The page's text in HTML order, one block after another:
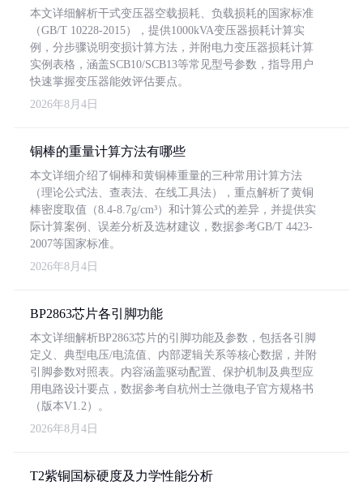
本文详细解析干式变压器空载损耗、负载损耗的国家标准
（GB/T 10228-2015），提供1000kVA变压器损耗计算实
例，分步骤说明变损计算方法，并附电力变压器损耗计算
实例表格，涵盖SCB10/SCB13等常见型号参数，指导用户
快速掌握变压器能效评估要点。
2026年8月4日
铜棒的重量计算方法有哪些
本文详细介绍了铜棒和黄铜棒重量的三种常用计算方法
（理论公式法、查表法、在线工具法），重点解析了黄铜
棒密度取值（8.4-8.7g/cm³）和计算公式的差异，并提供实
际计算案例、误差分析及选材建议，数据参考GB/T 4423-
2007等国家标准。
2026年8月4日
BP2863芯片各引脚功能
本文详细解析BP2863芯片的引脚功能及参数，包括各引脚
定义、典型电压/电流值、内部逻辑关系等核心数据，并附
引脚参数对照表。内容涵盖驱动配置、保护机制及典型应
用电路设计要点，数据参考自杭州士兰微电子官方规格书
（版本V1.2）。
2026年8月4日
T2紫铜国标硬度及力学性能分析